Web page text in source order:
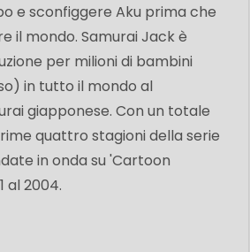
e sconfiggere Aku prima che
il mondo. Samurai Jack è
per milioni di bambini
in tutto il mondo al
giapponese. Con un totale
quattro stagioni della serie
in onda su 'Cartoon
al 2004.